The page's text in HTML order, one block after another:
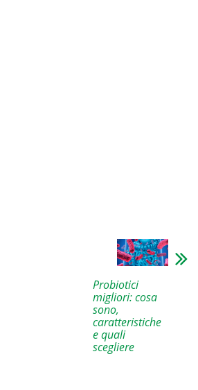
Probiotici
migliori: cosa
sono,
caratteristiche
e quali
scegliere